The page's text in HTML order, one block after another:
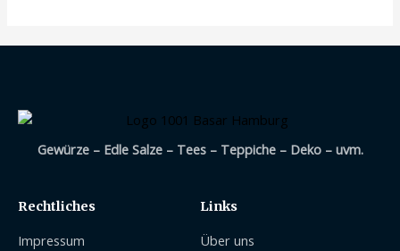
Gewürze – Edle Salze – Tees – Teppiche – Deko – uvm.
Rechtliches
Impressum
Links
Über uns